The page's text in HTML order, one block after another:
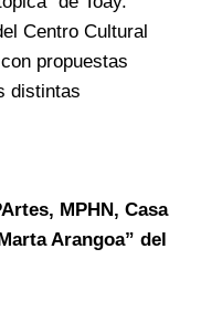
Centro Cultural
propuestas
distintas
MPHN, Casa
Arangoa” del